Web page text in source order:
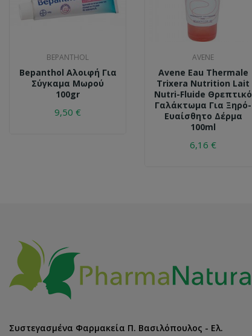
BEPANTHOL
Bepanthol Αλοιφή Για
Σύγκαμα Μωρού
100gr
9,50 €
AVENE
Avene Eau Thermale
Trixera Nutrition Lait
Nutri-Fluide Θρεπτικό
Γαλάκτωμα Για Ξηρό-
Ευαίσθητο Δέρμα
100ml
6,16 €
Συστεγασμένα Φαρμακεία Π. Βασιλόπουλος - Ελ.